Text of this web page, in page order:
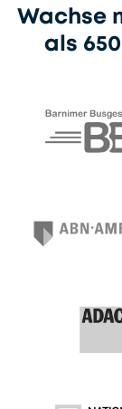
Wachse
als